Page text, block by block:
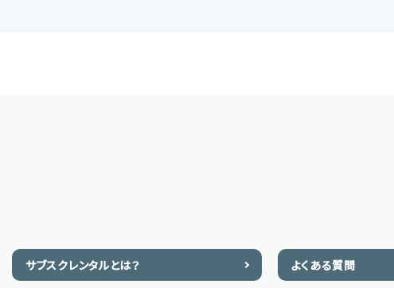
サブスクレンタルとは？ よくある質問